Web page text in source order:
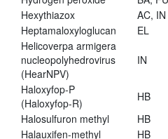
Hexythiazox
AC, IN
Heptamaloxyloglucan
EL
Helicoverpa armigera
nucleopolyhedrovirus
(HearNPV)
IN
Haloxyfop-P
(Haloxyfop-R)
HB
Halosulfuron methyl
HB
Halauxifen-methyl
HB